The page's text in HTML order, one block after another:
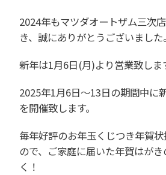
2024年もマツダオートザム三次
き、誠にありがとうございました。
新年は1月6日(月)より営業致しま
2025年1月6日～13日の期間中に
を開催致します。
毎年好評のお年玉くじつき年賀
ので、ご家庭に届いた年賀はが
く！